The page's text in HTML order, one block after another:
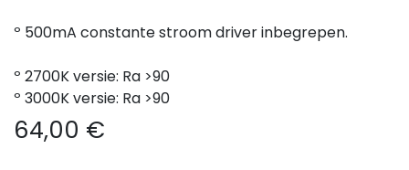
º 500mA constante stroom driver inbegrepen.
º 2700K versie: Ra >90
º 3000K versie: Ra >90
64,00 €